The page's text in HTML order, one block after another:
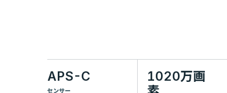
APS-C
センサー
1020万画